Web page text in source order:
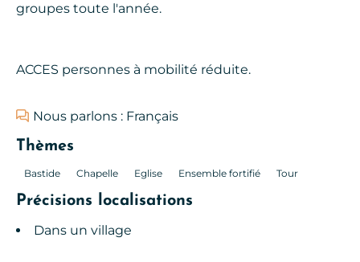
groupes toute l'année.
ACCES personnes à mobilité réduite.
Nous parlons : Français
Thèmes
Bastide Chapelle Eglise Ensemble fortifié Tour
Précisions localisations
Dans un village